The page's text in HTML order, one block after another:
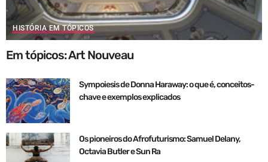
HISTÓRIA EM TÓPICOS
Em tópicos: Art Nouveau
Sympoiesis de Donna Haraway: o que é, conceitos-
chave e exemplos explicados
Os pioneiros do Afrofuturismo: Samuel Delany,
Octavia Butler e Sun Ra